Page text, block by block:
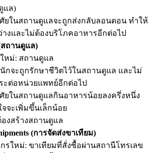
แล)
ยในสถานดูแลจะถูกส่งกลับลอนดอน ทำให้
งและไม่ต้องบริโภคอาหารอีกต่อไป
สถานดูแล)
หม่: สถานดูแล
กจะถูกรักษาชีวิตไว้ในสถานดูแล และไม่
ะต่อหน่วยแพทย์อีกต่อไป
ยในสถานดูแลกินอาหารน้อยลงครึ่งหนึ่ง
จจะเพิ่มขึ้นเล็กน้อย
องสร้างสถานดูแล
(การจัดส่งขาเทียม)
รใหม่: ขาเทียมที่สั่งซื้อผ่านสถานีโทรเลข